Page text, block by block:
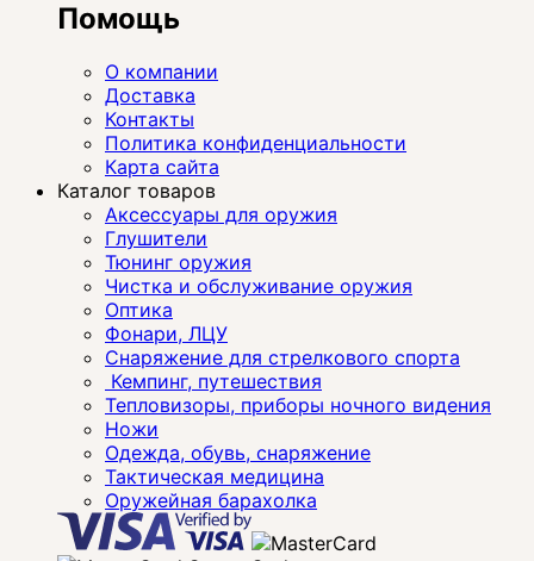
Помощь
О компании
Доставка
Контакты
Политика конфиденциальности
Карта сайта
Каталог товаров
Аксессуары для оружия
Глушители
Тюнинг оружия
Чистка и обслуживание оружия
Оптика
Фонари, ЛЦУ
Снаряжение для стрелкового спорта
Кемпинг, путешествия
Тепловизоры, приборы ночного видения
Ножи
Одежда, обувь, снаряжение
Тактическая медицина
Оружейная барахолка